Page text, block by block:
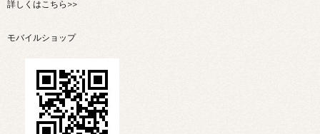
詳しくはこちら>>
モバイルショップ